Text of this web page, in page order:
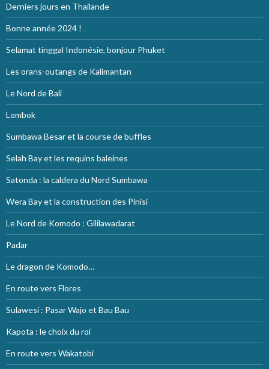
Derniers jours en Thailande
Bonne année 2024 !
Selamat tinggal Indonésie, bonjour Phuket
Les orans-outangs de Kalimantan
Le Nord de Bali
Lombok
Sumbawa Besar et la course de buffles
Selah Bay et les requins baleines
Satonda : la caldera du Nord Sumbawa
Wera Bay et la construction des Pinisi
Le Nord de Komodo : Gililawadarat
Padar
Le dragon de Komodo…
En route vers Flores
Sulawesi : Pasar Wajo et Bau Bau
Kapota : le choix du roi
En route vers Wakatobi